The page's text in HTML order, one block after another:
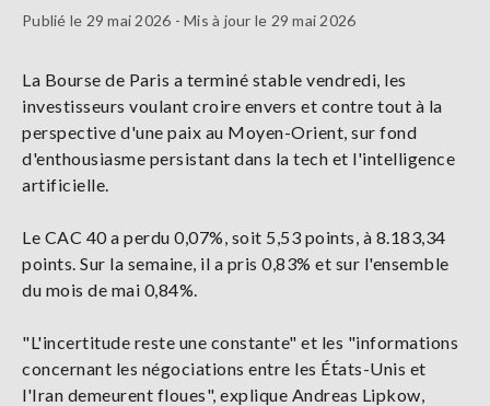
Publié le 29 mai 2026 - Mis à jour le 29 mai 2026
La Bourse de Paris a terminé stable vendredi, les
investisseurs voulant croire envers et contre tout à la
perspective d'une paix au Moyen-Orient, sur fond
d'enthousiasme persistant dans la tech et l'intelligence
artificielle.
Le CAC 40 a perdu 0,07%, soit 5,53 points, à 8.183,34
points. Sur la semaine, il a pris 0,83% et sur l'ensemble
du mois de mai 0,84%.
"L'incertitude reste une constante" et les "informations
concernant les négociations entre les États-Unis et
l'Iran demeurent floues", explique Andreas Lipkow,